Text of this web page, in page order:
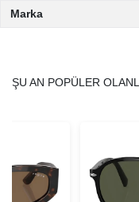
Marka
ŞU AN POPÜLER